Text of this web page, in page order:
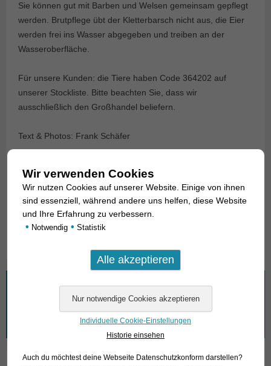
Sie können gut mit Barben und Welsen gemeinsam gepflegt
werden. Brutpflege übt der Kletterbarsch nicht aus, die Eier
werden frei ins Wasser abgegeben und treiben an der
Wasseroberfläche.
Für unsere Kunden: die Tiere haben Code 364202 auf
unserer Stockliste. Bitte beachten Sie, dass wir
ausschließlich den Großhandel beliefern.
Text & Photos: Frank Schäfer
Angaben zum Tier
Indien / India
Verfügbare Größe in cm
Wonach suchen Sie?
Wir verwenden Cookies
Wir nutzen Cookies auf unserer Website. Einige von ihnen
sind essenziell, während andere uns helfen, diese Website
und Ihre Erfahrung zu verbessern.
• Notwendig • Statistik
Individuelle Cookie-Einstellungen
Historie einsehen
Auch du möchtest deine Webseite Datenschutzkonform darstellen?